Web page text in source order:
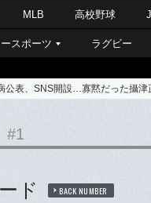
MLB 高校野球
スポーツ ラグビー
公表、SNS開設…寡黙だった攝津
#1
ド BACK NUMBER